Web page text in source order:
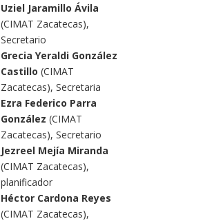
Uziel Jaramillo Ávila
(CIMAT Zacatecas),
Secretario
Grecia Yeraldi González
Castillo (CIMAT
Zacatecas), Secretaria
Ezra Federico Parra
González (CIMAT
Zacatecas), Secretario
Jezreel Mejía Miranda
(CIMAT Zacatecas),
planificador
Héctor Cardona Reyes
(CIMAT Zacatecas),